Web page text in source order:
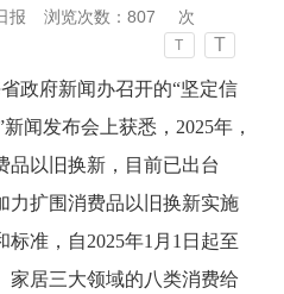
报 浏览次数：807 次
T T
政府新闻办召开的“坚定信
闻发布会上获悉，2025年，
品以旧换新，目前已出台
力扩围消费品以旧换新实施
准，自2025年1月1日起至
家居三大领域的八类消费给